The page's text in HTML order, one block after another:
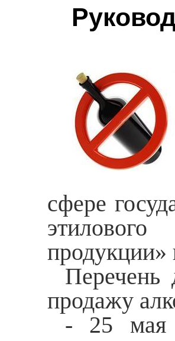
сфере
продукции»
Перечень
продажу
- 25 мая